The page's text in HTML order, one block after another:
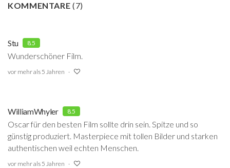
KOMMENTARE(7)
Stu 8.5
Wunderschöner Film.
vor mehr als 5 Jahren
WilliamWhyler 8.5
Oscar für den besten Film sollte drin sein. Spitze und so
günstig produziert. Masterpiece mit tollen Bilder und starken
authentischen weil echten Menschen.
vor mehr als 5 Jahren